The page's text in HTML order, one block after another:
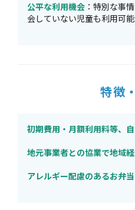
公平な利用機会 ：特別な事
会していない児童も利用可能
特徴
初期費用・月額利用料等、
地元事業者との協業で地域
アレルギー配慮のあるお弁